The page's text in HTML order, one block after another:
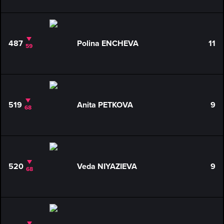
487 59 Polina ENCHEVA 11
519 68 Anita PETKOVA 9
520 68 Veda NIYAZIEVA 9